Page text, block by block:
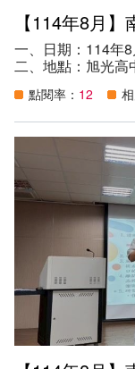
分享，引導並傳
（四）根據核心
求，使用多元且適
術才能班學生之學
動」、「共好」的
六、參與人數：
一、日期：114年
二、地點：旭光高
四、參加資格：本
兒園與各私立幼兒
是新任特教業務承
（一）推展本縣各
教育發展。
（二）協助各校辦
特殊教育服務。
（三）保障特殊
（四）整合特殊
網絡。
六、參與人數：96
點閱率： 12